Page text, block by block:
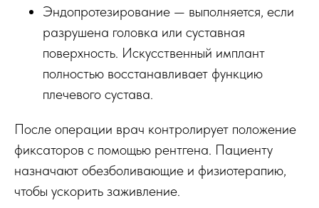
Эндопротезирование — выполняется, если
разрушена головка или суставная
поверхность. Искусственный имплант
полностью восстанавливает функцию
плечевого сустава.
После операции врач контролирует положение
фиксаторов с помощью рентгена. Пациенту
назначают обезболивающие и физиотерапию,
чтобы ускорить заживление.